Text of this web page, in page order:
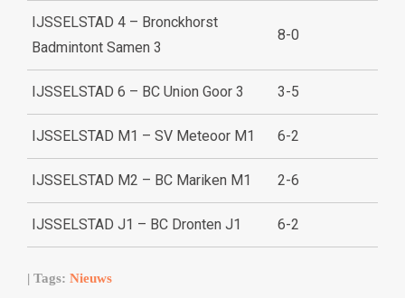
IJSSELSTAD 4 – Bronckhorst
Badmintont Samen 3
8-0
IJSSELSTAD 6 – BC Union Goor 3 3-5
IJSSELSTAD M1 – SV Meteoor M1 6-2
IJSSELSTAD M2 – BC Mariken M1 2-6
IJSSELSTAD J1 – BC Dronten J1 6-2
| Tags: Nieuws